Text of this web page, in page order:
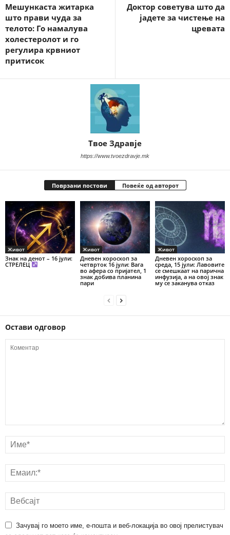
Мешункаста житарка
што прави чуда за
телото: Го намалува
холестеролот и го
регулира крвниот
притисок
Доктор советува што да
јадете за чистење на
цревата
Твое Здравје
https://www.tvoezdravje.mk
Поврзани постови Повеќе од авторот
Живот
Знак на денот – 16 јули:
СТРЕЛЕЦ
Живот
Дневен хороскоп за
четврток 16 јули: Вага
во афера со пријател, 1
знак добива планина
пари
Живот
Дневен хороскоп за
среда, 15 јули: Лавовите
се смешкаат на парична
инфузија, а на овој знак
му се заканува отказ
Остави одговор
Зачувај го моето име, е-пошта и веб-локација во овој прелистувач